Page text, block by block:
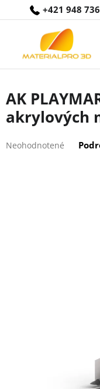
+421 948
AK
akrylových
hodnotenie
Neohodnotené